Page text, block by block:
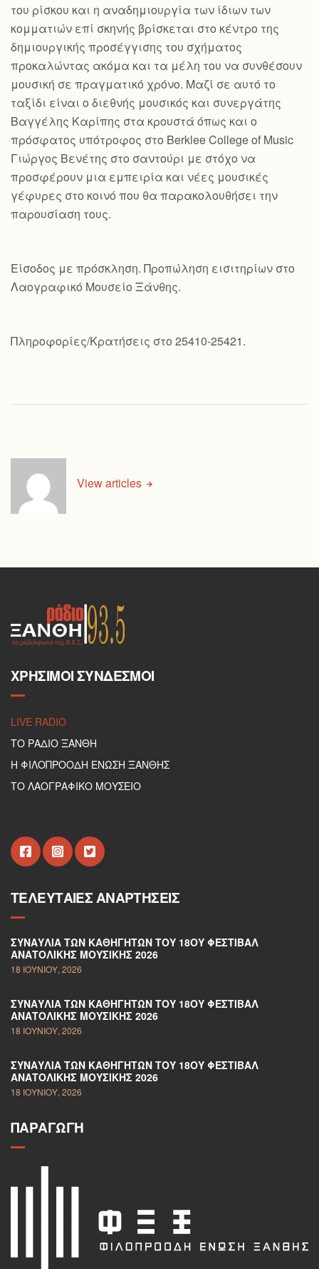
του ρίσκου και η αναδημιουργία των ίδιων των
κομματιών επί σκηνής βρίσκεται στο κέντρο της
δημιουργικής προσέγγισης του σχήματος
προκαλώντας ακόμα και τα μέλη του να συνθέσουν
μουσική σε πραγματικό χρόνο. Μαζί σε αυτό το
ταξίδι είναι ο διεθνής μουσικός και συνεργάτης
Βαγγέλης Καρίπης στα κρουστά όπως και ο
πρόσφατος υπότροφος στο Berklee College of Music
Γιώργος Βενέτης στο σαντούρι με στόχο να
προσφέρουν μια εμπειρία και νέες μουσικές
γέφυρες στο κοινό που θα παρακολουθήσει την
παρουσίαση τους.
Είσοδος με πρόσκληση. Προπώληση εισιτηρίων στο
Λαογραφικό Μουσείο Ξάνθης.
Πληροφορίες/Κρατήσεις στο 25410-25421.
View articles
ΧΡΉΣΙΜΟΙ ΣΎΝΔΕΣΜΟΙ
LIVE RADIO
ΤΟ ΡΑΔΙΟ ΞΑΝΘΗ
Η ΦΙΛΟΠΡΟΟΔΗ ΕΝΩΣΗ ΞΑΝΘΗΣ
ΤΟ ΛΑΟΓΡΑΦΙΚΟ ΜΟΥΣΕΙΟ
ΤΕΛΕΥΤΑΊΕΣ ΑΝΑΡΤΉΣΕΙΣ
ΣΥΝΑΥΛΊΑ ΤΩΝ ΚΑΘΗΓΗΤΏΝ ΤΟΥ 18ΟΥ ΦΕΣΤΙΒΆΛ
ΑΝΑΤΟΛΙΚΉΣ ΜΟΥΣΙΚΉΣ 2026
18 ΙΟΥΝΊΟΥ, 2026
ΣΥΝΑΥΛΊΑ ΤΩΝ ΚΑΘΗΓΗΤΏΝ ΤΟΥ 18ΟΥ ΦΕΣΤΙΒΆΛ
ΑΝΑΤΟΛΙΚΉΣ ΜΟΥΣΙΚΉΣ 2026
18 ΙΟΥΝΊΟΥ, 2026
ΣΥΝΑΥΛΊΑ ΤΩΝ ΚΑΘΗΓΗΤΏΝ ΤΟΥ 18ΟΥ ΦΕΣΤΙΒΆΛ
ΑΝΑΤΟΛΙΚΉΣ ΜΟΥΣΙΚΉΣ 2026
18 ΙΟΥΝΊΟΥ, 2026
ΠΑΡΑΓΩΓΉ